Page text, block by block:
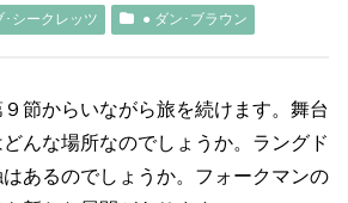
シークレッツ ● ダン･ブラウン
節からいながら旅を続けます。舞台
んな場所なのでしょうか。ラングド
あるのでしょうか。フォークマンの